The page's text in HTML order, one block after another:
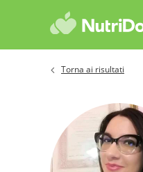
Torna ai risultati